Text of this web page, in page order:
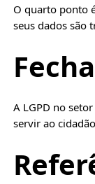
O quarto ponto
seus dados são
A LGPD no
servir ao